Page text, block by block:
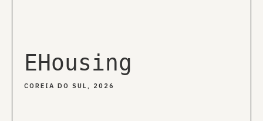
EHousing
COREIA DO SUL, 2026